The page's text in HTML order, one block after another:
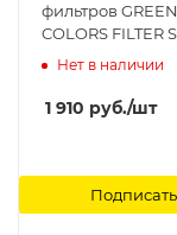
фильтров GREEN
COLORS FILTER
Productions
Нет в наличии
1 910 руб./шт